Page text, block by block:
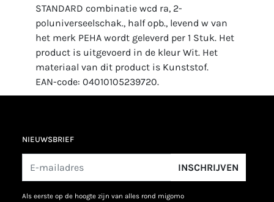
STANDARD combinatie wcd ra, 2-
poluniverseelschak., half opb., levend w van
het merk PEHA wordt geleverd per 1 Stuk. Het
product is uitgevoerd in de kleur Wit. Het
materiaal van dit product is Kunststof.
EAN-code: 04010105239720.
NIEUWSBRIEF
INSCHRIJVEN
als eerste op de hoogte zijn van alles rond migomo